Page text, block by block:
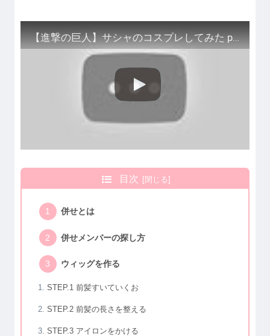
【進撃の巨人】サシャのコスプレしてみた part1【Attack on Titan Sasha Blouse】
目次
併せとは
併せメンバーの探し方
ウィッグを作る
STEP.1 前髪すいていくお
STEP.2 前髪の長さを整える
STEP.3 アイロンをかける